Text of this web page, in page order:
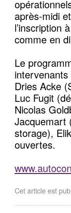
après-midi
l’inscription
comme en
Le
Dries Acke
Luc Fugit
Nicolas
Jacquemart
storage),
ouvertes.
Cet article est